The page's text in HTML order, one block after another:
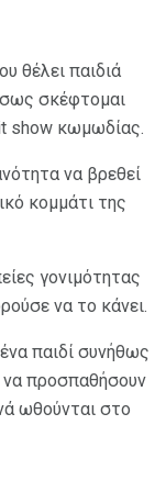
θέλει παιδιά
σκέφτομαι
show κωμωδίας.
να βρεθεί
κομμάτι της
γονιμότητας
να το κάνει.
παιδί συνήθως
να προσπαθήσουν
ωθούνται στο